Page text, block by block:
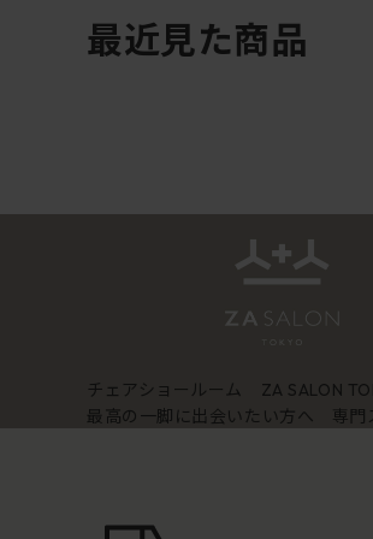
最近見た商品
チェアショールーム ZA SALON
最高の一脚に出会いたい方へ 専門